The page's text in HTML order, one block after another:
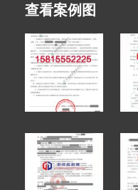
查看案例图